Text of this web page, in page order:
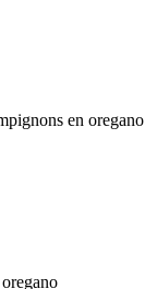
en oregano